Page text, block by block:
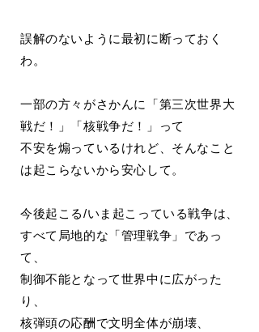
誤解のないように最初に断っておく
わ。
一部の方々がさかんに「第三次世界大
戦だ！」「核戦争だ！」って
不安を煽っているけれど、そんなこと
は起こらないから安心して。
今後起こる/いま起こっている戦争は、
すべて局地的な「管理戦争」であっ
て、
制御不能となって世界中に広がった
り、
核弾頭の応酬で文明全体が崩壊、